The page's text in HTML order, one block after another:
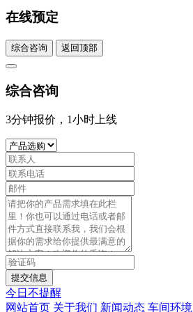
在线预定
综合咨询 返回顶部
综合咨询
3分钟报价，1小时上线
提交信息
今日不提醒
网站首页 关于我们 新闻动态 车间环境